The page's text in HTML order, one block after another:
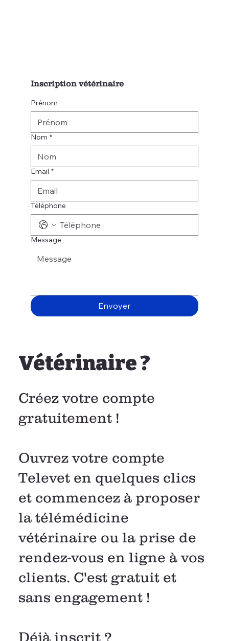
Inscription vétérinaire
Prénom
Nom *
Email *
Téléphone
Message
Envoyer
Vétérinaire ?
Créez votre compte
gratuitement !
Ouvrez votre compte
Televet en quelques clics
et commencez à proposer
la télémédicine
vétérinaire ou la prise de
rendez-vous en ligne à vos
clients. C'est gratuit et
sans engagement !
Déjà inscrit ?